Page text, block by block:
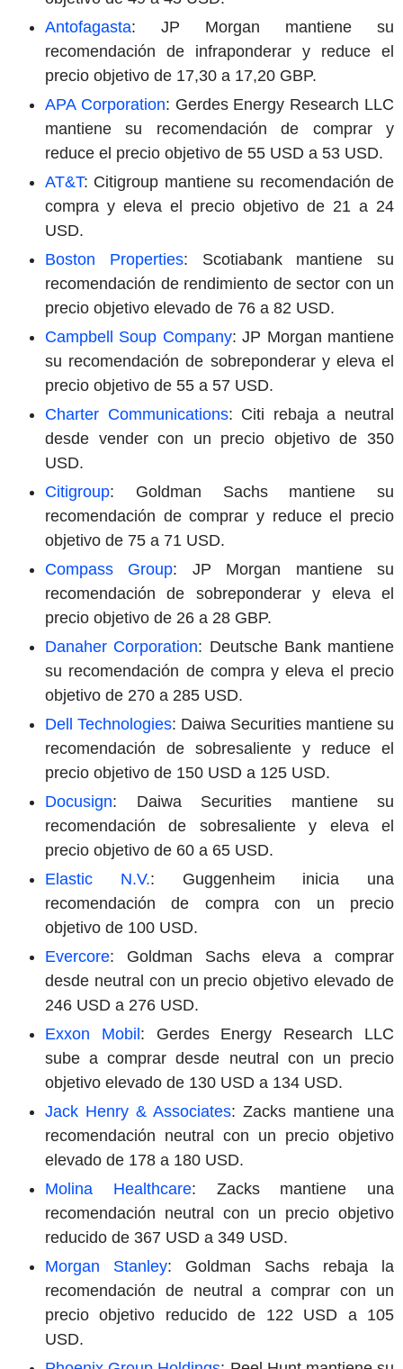
Antofagasta: JP Morgan mantiene su
recomendación de infraponderar y reduce el
precio objetivo de 17,30 a 17,20 GBP.
APA Corporation: Gerdes Energy Research LLC
mantiene su recomendación de comprar y
reduce el precio objetivo de 55 USD a 53 USD.
AT&T: Citigroup mantiene su recomendación de
compra y eleva el precio objetivo de 21 a 24
USD.
Boston Properties: Scotiabank mantiene su
recomendación de rendimiento de sector con un
precio objetivo elevado de 76 a 82 USD.
Campbell Soup Company: JP Morgan mantiene
su recomendación de sobreponderar y eleva el
precio objetivo de 55 a 57 USD.
Charter Communications: Citi rebaja a neutral
desde vender con un precio objetivo de 350
USD.
Citigroup: Goldman Sachs mantiene su
recomendación de comprar y reduce el precio
objetivo de 75 a 71 USD.
Compass Group: JP Morgan mantiene su
recomendación de sobreponderar y eleva el
precio objetivo de 26 a 28 GBP.
Danaher Corporation: Deutsche Bank mantiene
su recomendación de compra y eleva el precio
objetivo de 270 a 285 USD.
Dell Technologies: Daiwa Securities mantiene su
recomendación de sobresaliente y reduce el
precio objetivo de 150 USD a 125 USD.
Docusign: Daiwa Securities mantiene su
recomendación de sobresaliente y eleva el
precio objetivo de 60 a 65 USD.
Elastic N.V.: Guggenheim inicia una
recomendación de compra con un precio
objetivo de 100 USD.
Evercore: Goldman Sachs eleva a comprar
desde neutral con un precio objetivo elevado de
246 USD a 276 USD.
Exxon Mobil: Gerdes Energy Research LLC
sube a comprar desde neutral con un precio
objetivo elevado de 130 USD a 134 USD.
Jack Henry & Associates: Zacks mantiene una
recomendación neutral con un precio objetivo
elevado de 178 a 180 USD.
Molina Healthcare: Zacks mantiene una
recomendación neutral con un precio objetivo
reducido de 367 USD a 349 USD.
Morgan Stanley: Goldman Sachs rebaja la
recomendación de neutral a comprar con un
precio objetivo reducido de 122 USD a 105
USD.